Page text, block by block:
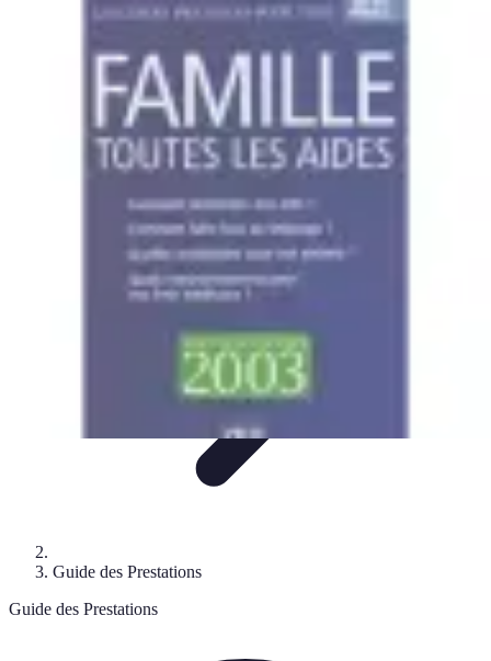
Prestations Funéraires
Comparaison Organisation
Prestations Funéraires
Guide des Prestations
Guide des Prestations